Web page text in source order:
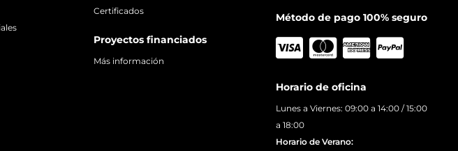
Certificados
Proyectos financiados
Más información
Método de pago 100% seguro
Horario de oficina
Lunes a Viernes: 09:00 a 14:00 / 15:00
a 18:00
Horario de Verano: